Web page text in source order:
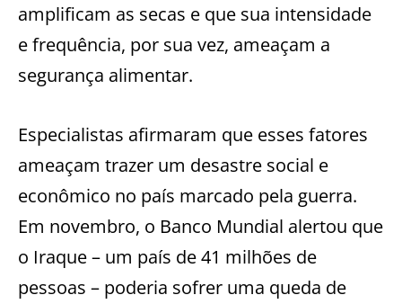
amplificam as secas e que sua intensidade
e frequência, por sua vez, ameaçam a
segurança alimentar.
Especialistas afirmaram que esses fatores
ameaçam trazer um desastre social e
econômico no país marcado pela guerra.
Em novembro, o Banco Mundial alertou que
o Iraque – um país de 41 milhões de
pessoas – poderia sofrer uma queda de